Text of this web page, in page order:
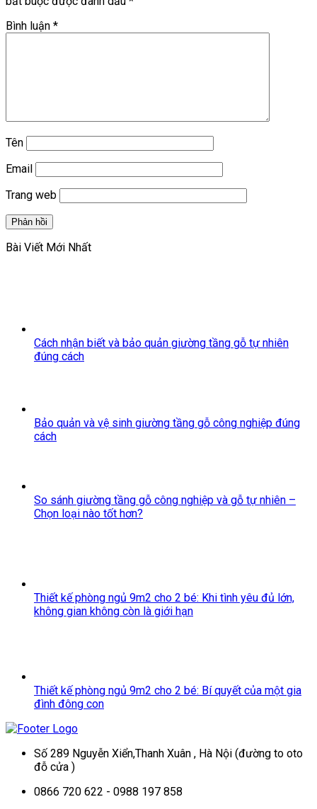
Bình luận *
Tên
Email
Trang web
Bài Viết Mới Nhất
Cách nhận biết và bảo quản giường tầng gỗ tự nhiên
đúng cách
Bảo quản và vệ sinh giường tầng gỗ công nghiệp đúng
cách
So sánh giường tầng gỗ công nghiệp và gỗ tự nhiên –
Chọn loại nào tốt hơn?
Thiết kế phòng ngủ 9m2 cho 2 bé: Khi tình yêu đủ lớn,
không gian không còn là giới hạn
Thiết kế phòng ngủ 9m2 cho 2 bé: Bí quyết của một gia
đình đông con
Số 289 Nguyễn Xiển,Thanh Xuân , Hà Nội (đường to oto
đỗ cửa )
0866 720 622 - 0988 197 858